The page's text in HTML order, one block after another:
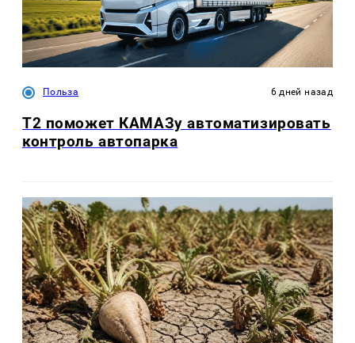
Польза 6 дней назад
T2 поможет КАМАЗу автоматизировать
контроль автопарка